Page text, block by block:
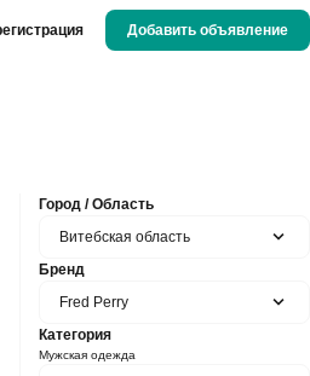
Добавить объявление
Город / Область
Витебская область
Бренд
Fred Perry
Категория
Мужская одежда